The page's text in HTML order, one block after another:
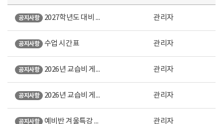
공지사항 2027학년도 대비 여름특강 안내 관리자
공지사항 수업 시간표 관리자
공지사항 2026년 교습비 게시표 (강남 본원) 관리자
공지사항 2026년 교습비 게시표 (노원 직영) 관리자
공지사항 예비반 겨울특강 안내 관리자